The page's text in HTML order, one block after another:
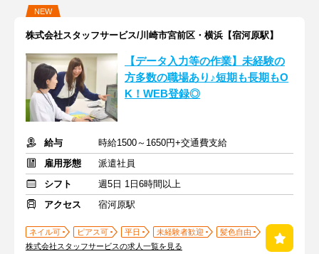
NEW
株式会社スタッフサービス/川崎市宮前区・横浜【宿河原駅】
【データ入力等の作業】未経験の
方多数の職場あり♪短期も長期もO
K！WEB登録◎
給与
時給1500～1650円+交通費支給
雇用形態
派遣社員
シフト
週5日 1日6時間以上
アクセス
宿河原駅
ネイル可 ピアス可 平日 未経験者歓迎
髪色自由
株式会社スタッフサービスの求人一覧を見る